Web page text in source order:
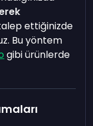
ettiğinizde
Bu yöntem
gibi ürünlerde